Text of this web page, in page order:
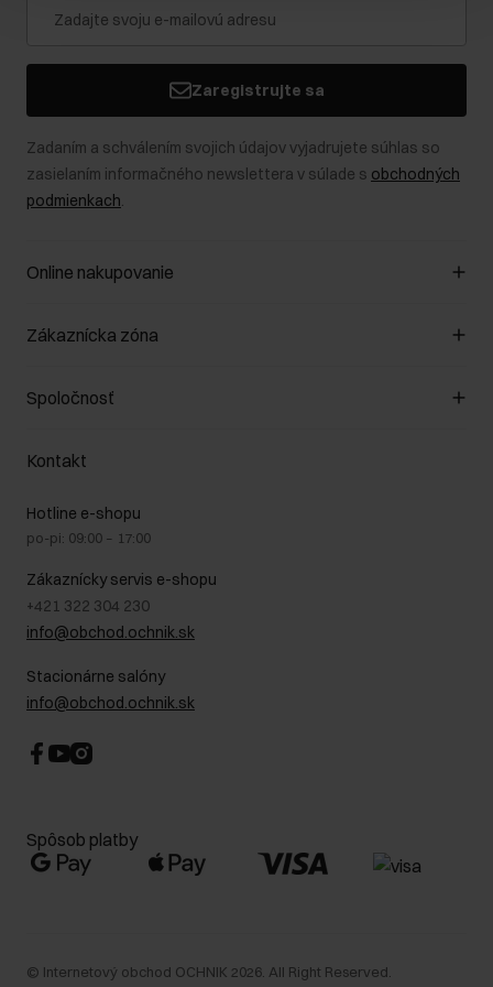
Zaregistrujte sa
Zadaním a schválením svojich údajov vyjadrujete súhlas so
zasielaním informačného newslettera v súlade s obchodných
podmienkach.
Online nakupovanie
Spravovať súbory cookie
Spôsob platby
Vrátenie
Zákaznícka zóna
Zákazníky klub
Pravidlá propagácie
Starostlivosť o kožu
Bezpečné nakupovanie
Blog
Najčastejšie kladené otázky (FAQ)
Spoločnosť
O nás
GDPR - Zásady ochrany osobných údajov
Právne informácie
Kontakt
Hotline e-shopu
po-pi: 09:00 – 17:00
Zákaznícky servis e-shopu
+421 322 304 230
info@obchod.ochnik.sk
Stacionárne salóny
info@obchod.ochnik.sk
Spôsob platby
© Internetový obchod OCHNIK 2026 . All Right Reserved.